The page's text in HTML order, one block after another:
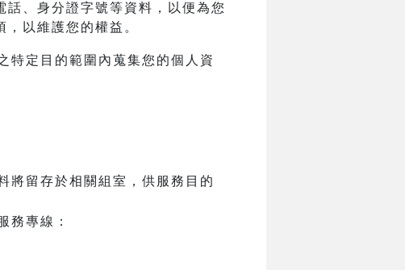
、身分證字號等資料，以便為您
以維護您的權益。
特定目的範圍內蒐集您的個人資
將留存於相關組室，供服務目的
務專線：